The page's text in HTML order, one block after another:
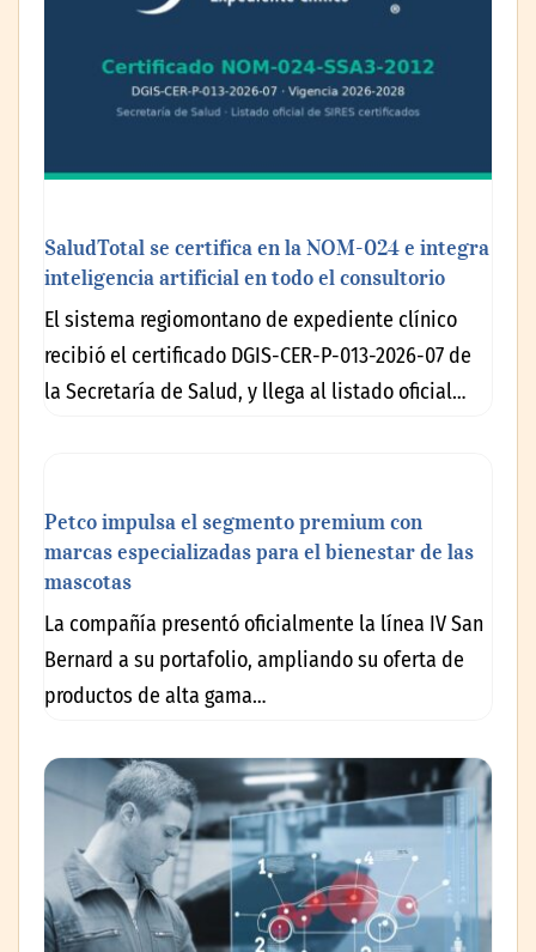
SaludTotal se certifica en la NOM-024 e integra
inteligencia artificial en todo el consultorio
El sistema regiomontano de expediente clínico
recibió el certificado DGIS-CER-P-013-2026-07 de
la Secretaría de Salud, y llega al listado oficial…
Petco impulsa el segmento premium con
marcas especializadas para el bienestar de las
mascotas
La compañía presentó oficialmente la línea IV San
Bernard a su portafolio, ampliando su oferta de
productos de alta gama…